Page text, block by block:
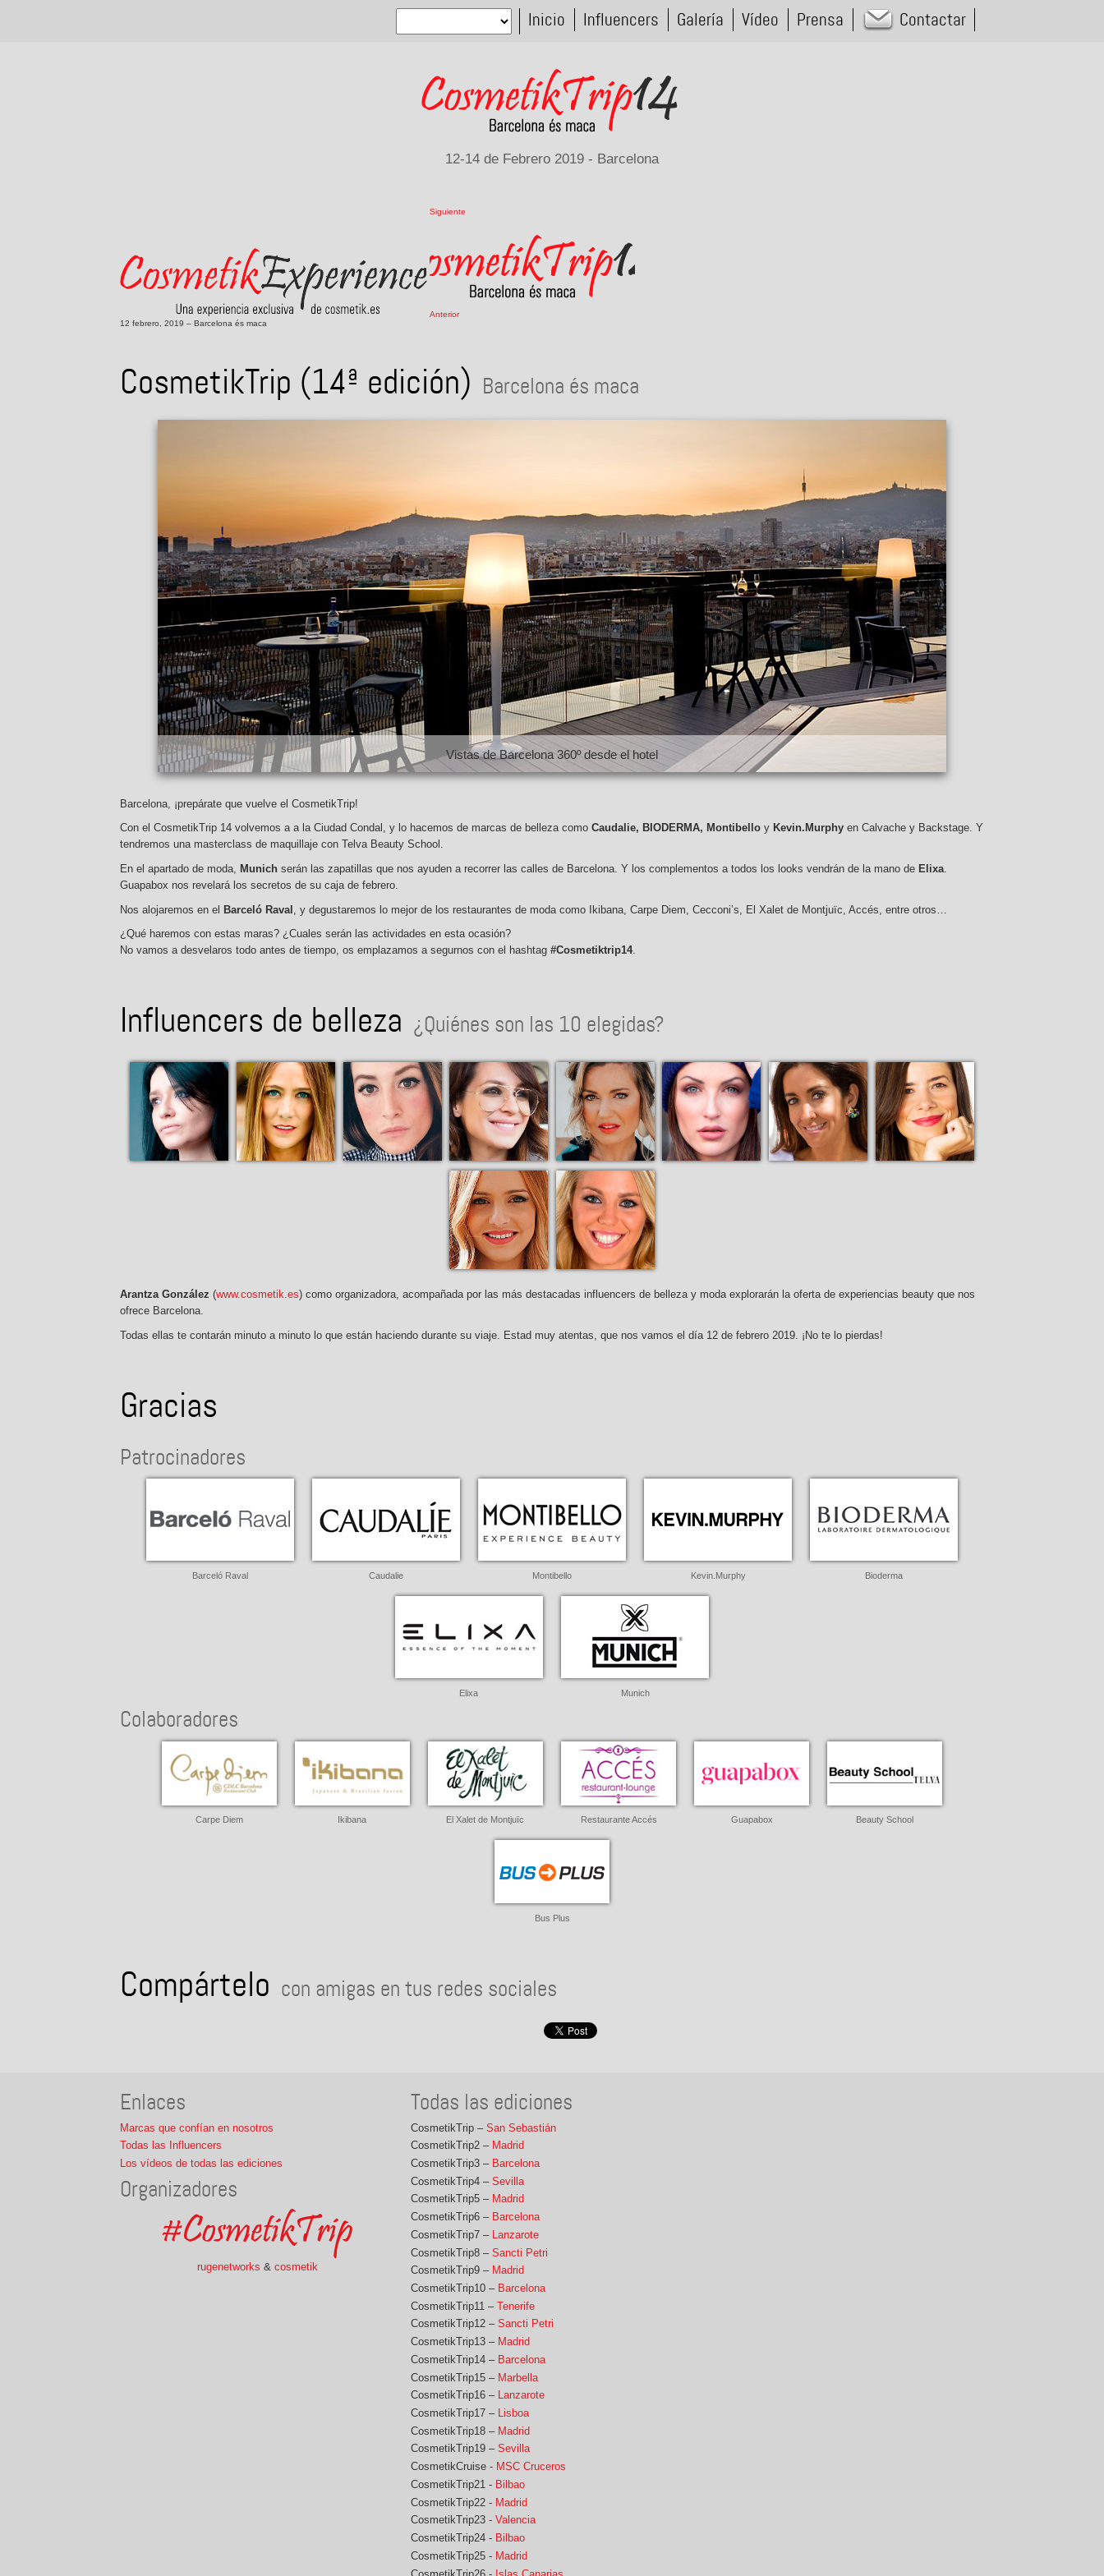
Contactar
Prensa
Vídeo
Galería
Influencers
Inicio
12-14 de Febrero 2019 - Barcelona
Siguiente
Anterior
12 febrero, 2019 – Barcelona és maca
CosmetikTrip (14ª edición) Barcelona és maca
Barcelona, ¡prepárate que vuelve el CosmetikTrip!
Con el CosmetikTrip 14 volvemos a a la Ciudad Condal, y lo hacemos de marcas de belleza comoCaudalie, BIODERMA, Montibelloy Kevin.Murphyen Calvache y Backstage. Y
tendremos una masterclass de maquillaje con Telva Beauty School.
En el apartado de moda, Munichserán las zapatillas que nos ayuden a recorrer las calles de Barcelona. Y los complementos a todos los looks vendrán de la mano de Elixa.
Guapabox nos revelará los secretos de su caja de febrero.
Nos alojaremos en el Barceló Raval , y degustaremos lo mejor de los restaurantes de moda como Ikibana, Carpe Diem, Cecconi’s, El Xalet de Montjuïc, Accés, entre otros…
¿Qué haremos con estas maras? ¿Cuales serán las actividades en esta ocasión?
No vamos a desvelaros todo antes de tiempo, os emplazamos a segurnos con el hashtag #Cosmetiktrip14.
Influencers de belleza ¿Quiénes son las 10 elegidas?
Arantza González (www.cosmetik.es) como organizadora, acompañada por las más destacadas influencers de belleza y moda explorarán la oferta de experiencias beauty que nos
ofrece Barcelona.
Todas ellas te contarán minuto a minuto lo que están haciendo durante su viaje. Estad muy atentas, que nos vamos el día 12 de febrero 2019. ¡No te lo pierdas!
Gracias
Patrocinadores
Barceló Raval Caudalie Montibello Kevin.Murphy Bioderma
Elixa Munich
Colaboradores
Carpe Diem Ikibana El Xalet de Montjuïc Restaurante Accés Guapabox Beauty School
Bus Plus
Compártelo con amigas en tus redes sociales
Enlaces
Marcas que confían en nosotros
Todas las Influencers
Los vídeos de todas las ediciones
Organizadores
rugenetworks & cosmetik
Todas las ediciones
CosmetikTrip – San Sebastián
CosmetikTrip2 – Madrid
CosmetikTrip3 – Barcelona
CosmetikTrip4 – Sevilla
CosmetikTrip5 – Madrid
CosmetikTrip6 – Barcelona
CosmetikTrip7 –
Lanzarote
CosmetikTrip8 – Sancti Petri
CosmetikTrip9 – Madrid
CosmetikTrip10 – Barcelona
CosmetikTrip11 – Tenerife
CosmetikTrip12 – Sancti Petri
CosmetikTrip13 – Madrid
CosmetikTrip14 – Barcelona
CosmetikTrip15 – Marbella
CosmetikTrip16 – Lanzarote
CosmetikTrip17 – Lisboa
CosmetikTrip18 – Madrid
CosmetikTrip19 – Sevilla
CosmetikCruise - MSC Cruceros
CosmetikTrip21 - Bilbao
CosmetikTrip22 - Madrid
CosmetikTrip23 - Valencia
CosmetikTrip24 - Bilbao
CosmetikTrip25 - Madrid
CosmetikTrip26 - Islas Canarias